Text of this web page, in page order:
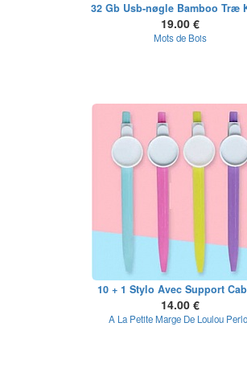
32 Gb Usb-nøgle Bamboo Træ
19.00 €
Mots de Bois
10 + 1 Stylo Avec Support
14.00 €
A La Petite Marge De Loulou